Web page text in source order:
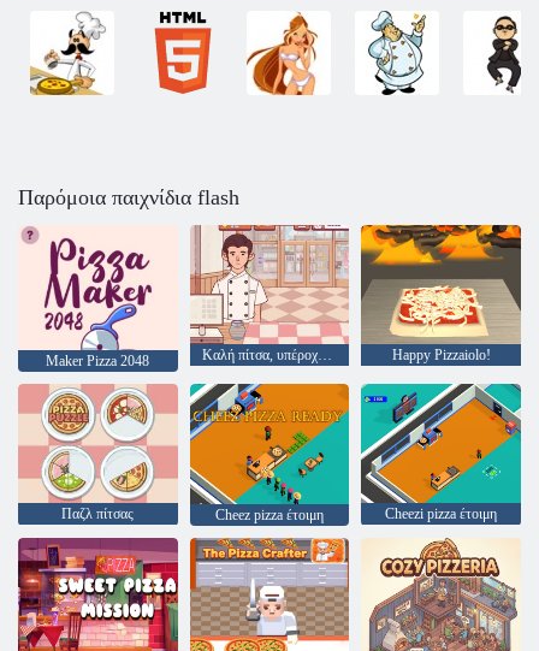
Παρόμοια παιχνίδια flash
Maker Pizza 2048 Καλή πίτσα, υπέροχη πίτσα Happy Pizzaiolo!
Παζλ πίτσας Cheez pizza έτοιμη Cheezi pizza έτοιμη